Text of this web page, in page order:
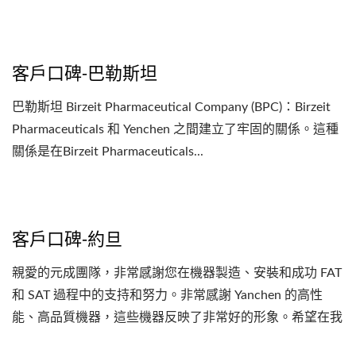
客戶口碑-巴勒斯坦
巴勒斯坦 Birzeit Pharmaceutical Company (BPC)：Birzeit
Pharmaceuticals 和 Yenchen 之間建立了牢固的關係。這種
關係是在Birzeit Pharmaceuticals...
客戶口碑-約旦
親愛的元成團隊，非常感謝您在機器製造、安裝和成功 FAT
和 SAT 過程中的支持和努力。非常感謝 Yanchen 的高性
能、高品質機器，這些機器反映了非常好的形象。希望在我